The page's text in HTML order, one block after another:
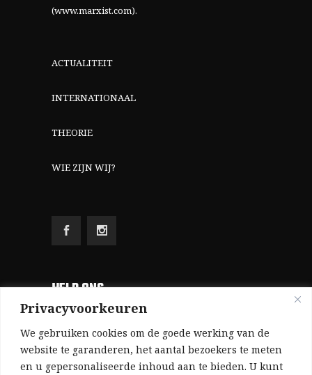
Privacyvoorkeuren
We gebruiken cookies om de goede werking van de
website te garanderen, het aantal bezoekers te meten
en u gepersonaliseerde inhoud aan te bieden. U kunt
(www.marxist.com).
ACTUALITEIT
INTERNATIONAAL
THEORIE
WIE ZIJN WIJ?
HELP ONS
Aangezien we volledig zelf gefinancierd zijn
(zonder subsidies, zonder commerciële
advertenties en zonder rijke sponsors), zijn we